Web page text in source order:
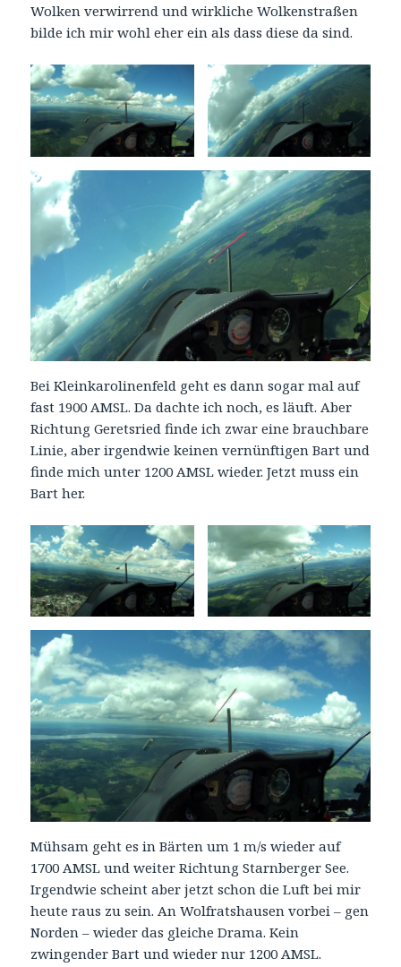
Wolken verwirrend und wirkliche Wolkenstraßen
bilde ich mir wohl eher ein als dass diese da sind.
Bei Kleinkarolinenfeld geht es dann sogar mal auf
fast 1900 AMSL. Da dachte ich noch, es läuft. Aber
Richtung Geretsried finde ich zwar eine brauchbare
Linie, aber irgendwie keinen vernünftigen Bart und
finde mich unter 1200 AMSL wieder. Jetzt muss ein
Bart her.
Mühsam geht es in Bärten um 1 m/s wieder auf
1700 AMSL und weiter Richtung Starnberger See.
Irgendwie scheint aber jetzt schon die Luft bei mir
heute raus zu sein. An Wolfratshausen vorbei – gen
Norden – wieder das gleiche Drama. Kein
zwingender Bart und wieder nur 1200 AMSL.